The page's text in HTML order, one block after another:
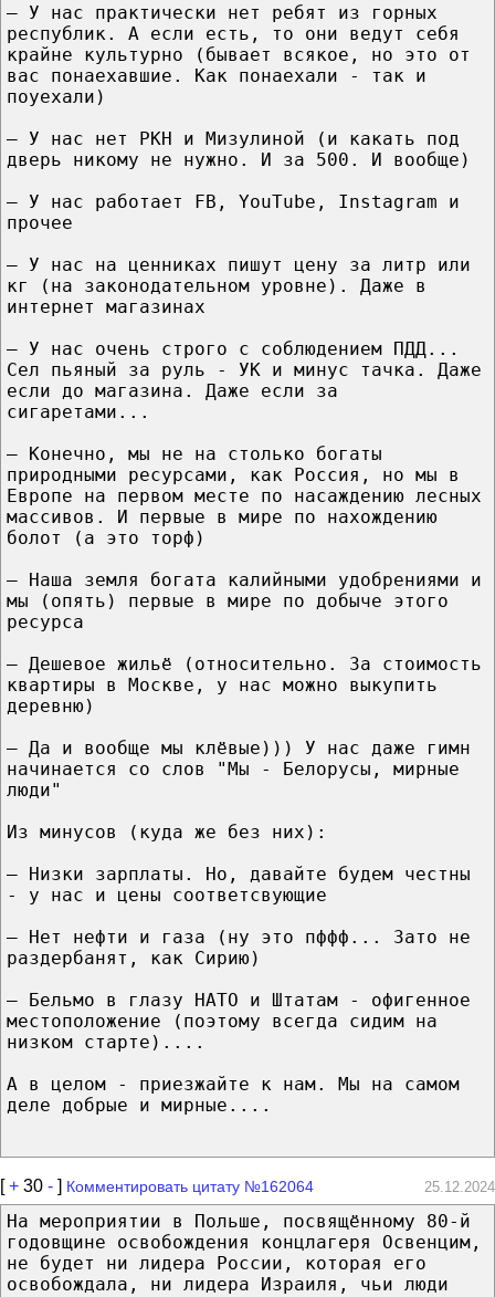
— У нас практически нет ребят из горных
республик. А если есть, то они ведут себя
крайне культурно (бывает всякое, но это от
вас понаехавшие. Как понаехали - так и
поуехали)
— У нас нет РКН и Мизулиной (и какать под
дверь никому не нужно. И за 500. И вообще)
— У нас работает FB, YouTube, Instagram и
прочее
— У нас на ценниках пишут цену за литр или
кг (на законодательном уровне). Даже в
интернет магазинах
— У нас очень строго с соблюдением ПДД...
Сел пьяный за руль - УК и минус тачка. Даже
если до магазина. Даже если за
сигаретами...
— Конечно, мы не на столько богаты
природными ресурсами, как Россия, но мы в
Европе на первом месте по насаждению лесных
массивов. И первые в мире по нахождению
болот (а это торф)
— Наша земля богата калийными удобрениями и
мы (опять) первые в мире по добыче этого
ресурса
— Дешевое жильё (относительно. За стоимость
квартиры в Москве, у нас можно выкупить
деревню)
— Да и вообще мы клёвые))) У нас даже гимн
начинается со слов "Мы - Белорусы, мирные
люди"
Из минусов (куда же без них):
— Низки зарплаты. Но, давайте будем честны
- у нас и цены соответсвующие
— Нет нефти и газа (ну это пффф... Зато не
раздербанят, как Сирию)
— Бельмо в глазу НАТО и Штатам - офигенное
местоположение (поэтому всегда сидим на
низком старте)....
А в целом - приезжайте к нам. Мы на самом
деле добрые и мирные....
[+ 30 - ] Комментировать цитату №162064 25.12.2024
На мероприятии в Польше, посвящённому 80-й
годовщине освобождения концлагеря Освенцим,
не будет ни лидера России, которая его
освобождала, ни лидера Израиля, чьи люди